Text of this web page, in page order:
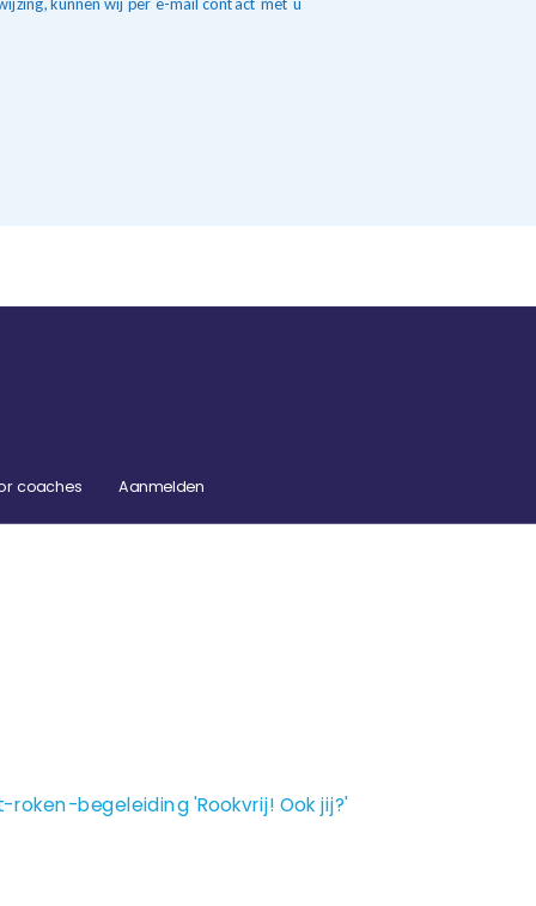
kunnen wij per e-mail contact met u
coaches Aanmelden
begeleiding 'Rookvrij! Ook jij?'